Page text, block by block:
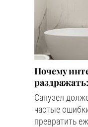
Почему
Санузел
частые
превратить